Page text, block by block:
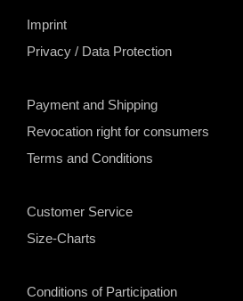
Imprint
Privacy / Data Protection
Payment and Shipping
Revocation right for consumers
Terms and Conditions
Customer Service
Size-Charts
Conditions of Participation